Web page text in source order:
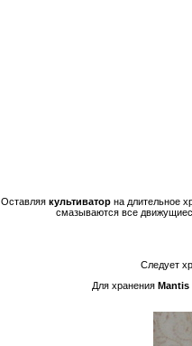
Оставляя культиватор на длительное
смазываются все
Следует
Для хранения Mantis